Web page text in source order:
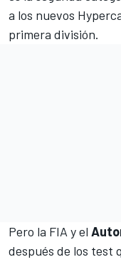
a los nuevos
primera división.
Pero la FIA y el
después de los test